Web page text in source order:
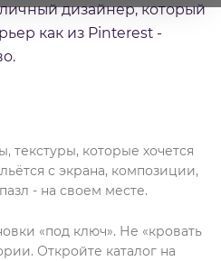
дизайнер, который
как из Pinterest -
текстуры, которые хочется
с экрана, композиции,
- на своем месте.
«под ключ». Не «кровать
Откройте каталог на